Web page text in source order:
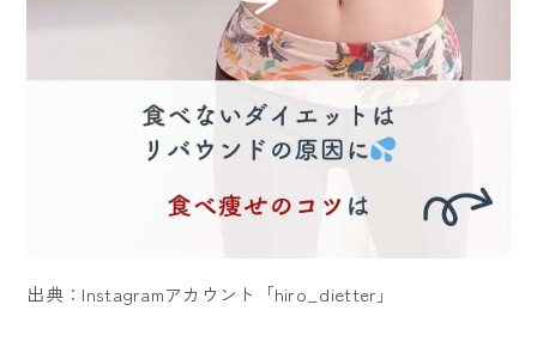
出典：Instagramアカウント「hiro_dietter」